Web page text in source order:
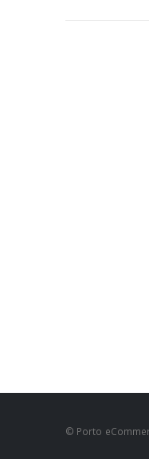
© Porto